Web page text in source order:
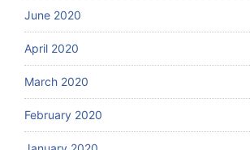
June 2020
April 2020
March 2020
February 2020